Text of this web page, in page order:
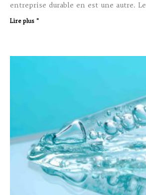
entreprise durable en est une autre. Le
Lire plus "